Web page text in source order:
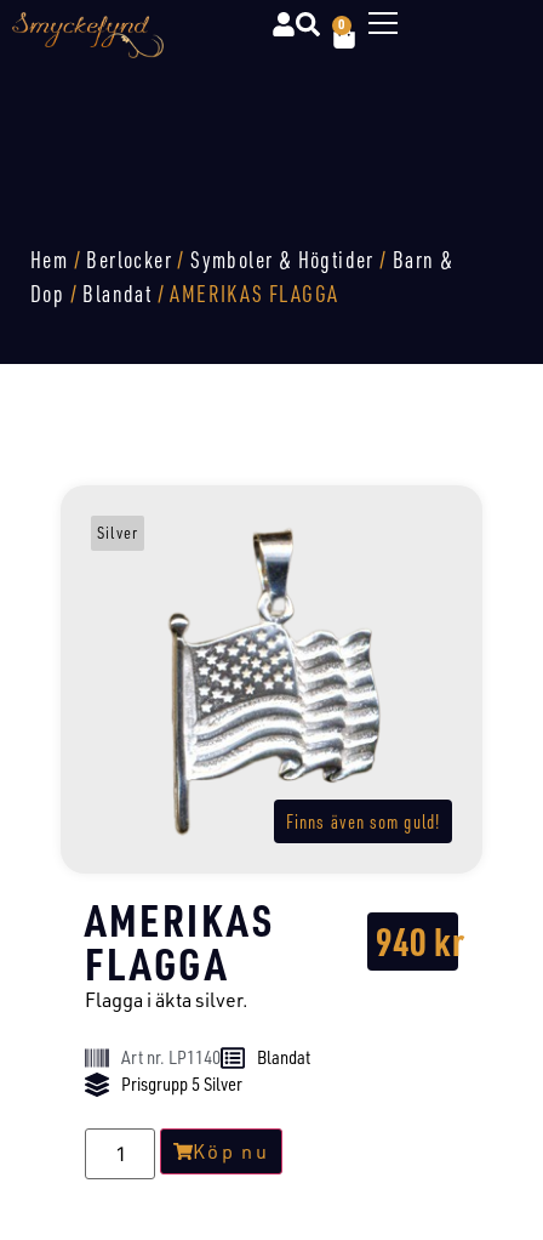
0
Hem / Berlocker /Symboler & Högtider / Barn &
Dop / Blandat / AMERIKAS FLAGGA
Finns även som guld!
Silver
AMERIKAS
FLAGGA 940kr
Flagga i äkta silver.
Art nr. LP1140
Blandat
Prisgrupp 5 Silver
Köp nu